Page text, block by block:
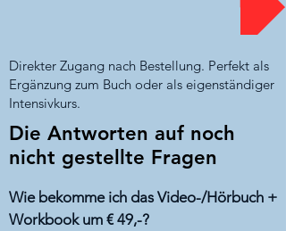
Direkter Zugang nach Bestellung. Perfekt als
Ergänzung zum Buch oder als eigenständiger
Intensivkurs.
Die Antworten auf noch
nicht gestellte Fragen
Wie bekomme ich das Video-/Hörbuch +
Workbook um € 49,-?